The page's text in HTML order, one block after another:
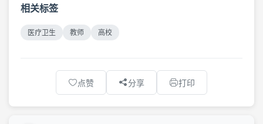
相关标签
医疗卫生 教师 高校
点赞 分享 打印